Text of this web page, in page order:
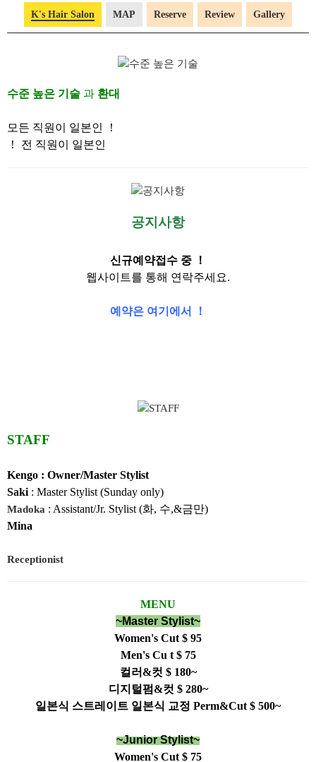
K's Hair Salon MAP Reserve Review Gallery
수준 높은 기술 과 환대
모든 직원이 일본인 ！
！ 전 직원이 일본인
공지사항
신규예약접수 중 ！
웹사이트를 통해 연락주세요.
예약은 여기에서 ！
STAFF
Kengo : Owner/Master Stylist
Saki : Master Stylist (Sunday only)
Madoka : Assistant/Jr. Stylist (화, 수,&금만)
Mina
Receptionist
MENU
~Master Stylist~
Women's Cut $ 95
Men's Cu t $ 75
컬러&컷 $ 180~
디지털펌&컷 $ 280~
일본식 스트레이트 일본식 교정 Perm&Cut $ 500~
~Junior Stylist~
Women's Cut $ 75